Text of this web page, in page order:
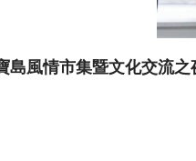
島風情市集暨文化交流